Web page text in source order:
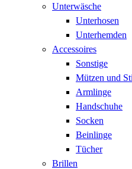
Unterwäsche
Unterhosen
Unterhemden
Accessoires
Sonstige
Mützen und
Armlinge
Handschuhe
Socken
Beinlinge
Tücher
Brillen